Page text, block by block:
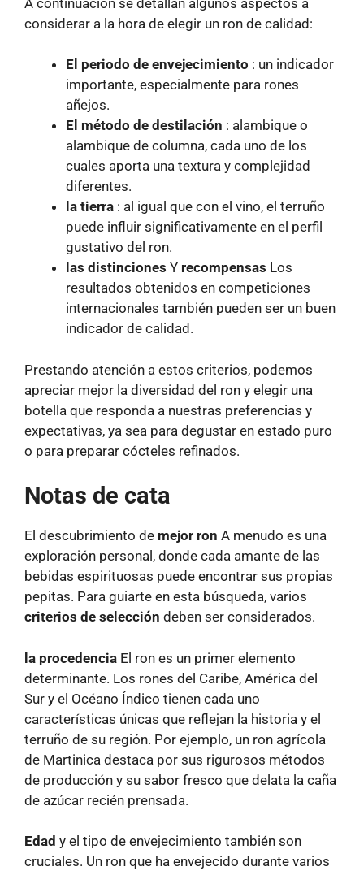
considerar a la hora de elegir un ron de calidad:
El periodo de envejecimiento : un indicador
importante, especialmente para rones
añejos.
El método de destilación : alambique o
alambique de columna, cada uno de los
cuales aporta una textura y complejidad
diferentes.
la tierra : al igual que con el vino, el terruño
puede influir significativamente en el perfil
gustativo del ron.
las distinciones Y recompensas Los
resultados obtenidos en competiciones
internacionales también pueden ser un buen
indicador de calidad.
Prestando atención a estos criterios, podemos
apreciar mejor la diversidad del ron y elegir una
botella que responda a nuestras preferencias y
expectativas, ya sea para degustar en estado puro
o para preparar cócteles refinados.
Notas de cata
El descubrimiento de mejor ron A menudo es una
exploración personal, donde cada amante de las
bebidas espirituosas puede encontrar sus propias
pepitas. Para guiarte en esta búsqueda, varios
criterios de selección deben ser considerados.
la procedencia El ron es un primer elemento
determinante. Los rones del Caribe, América del
Sur y el Océano Índico tienen cada uno
características únicas que reflejan la historia y el
terruño de su región. Por ejemplo, un ron agrícola
de Martinica destaca por sus rigurosos métodos
de producción y su sabor fresco que delata la caña
de azúcar recién prensada.
Edad y el tipo de envejecimiento también son
cruciales. Un ron que ha envejecido durante varios